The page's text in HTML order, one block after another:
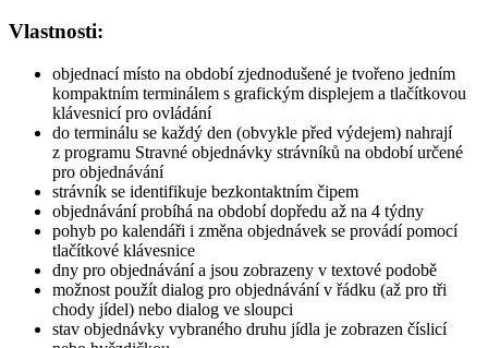
Vlastnosti:
objednací místo na období zjednodušené je tvořeno jedním
kompaktním terminálem s grafickým displejem a tlačítkovou
klávesnicí pro ovládání
do terminálu se každý den (obvykle před výdejem) nahrají
z programu Stravné objednávky strávníků na období určené
pro objednávání
strávník se identifikuje bezkontaktním čipem
objednávání probíhá na období dopředu až na 4 týdny
pohyb po kalendáři i změna objednávek se provádí pomocí
tlačítkové klávesnice
dny pro objednávání a jsou zobrazeny v textové podobě
možnost použít dialog pro objednávání v řádku (až pro tři
chody jídel) nebo dialog ve sloupci
stav objednávky vybraného druhu jídla je zobrazen číslicí